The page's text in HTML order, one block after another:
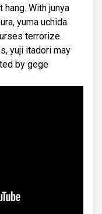
With junya
yuma uchida.
terrorize.
yuji itadori may
by gege